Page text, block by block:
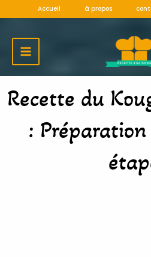
contenu
Accueil à propos
MENU
Recette du
: